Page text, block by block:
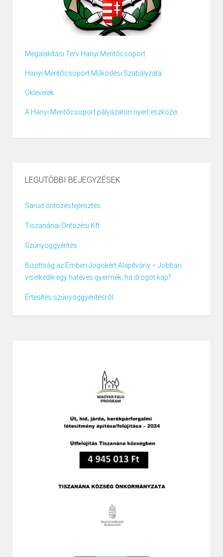
Megalakítási Terv Hanyi Mentőcsoport
Hanyi Mentőcsoport Működési Szabályzata
Oklevelek
A Hanyi Mentőcsoport pályázaton nyert eszközei
LEGUTÓBBI BEJEGYZÉSEK
Sarud öntözésfejlesztés
Tiszanánai Öntözési Kft.
Szúnyoggyérítés
Bizottság az Emberi Jogokért Alapítvány – Jobban
viselkedik egy hatéves gyermek, ha drogot kap?
Értesítés szúnyoggyérítésről